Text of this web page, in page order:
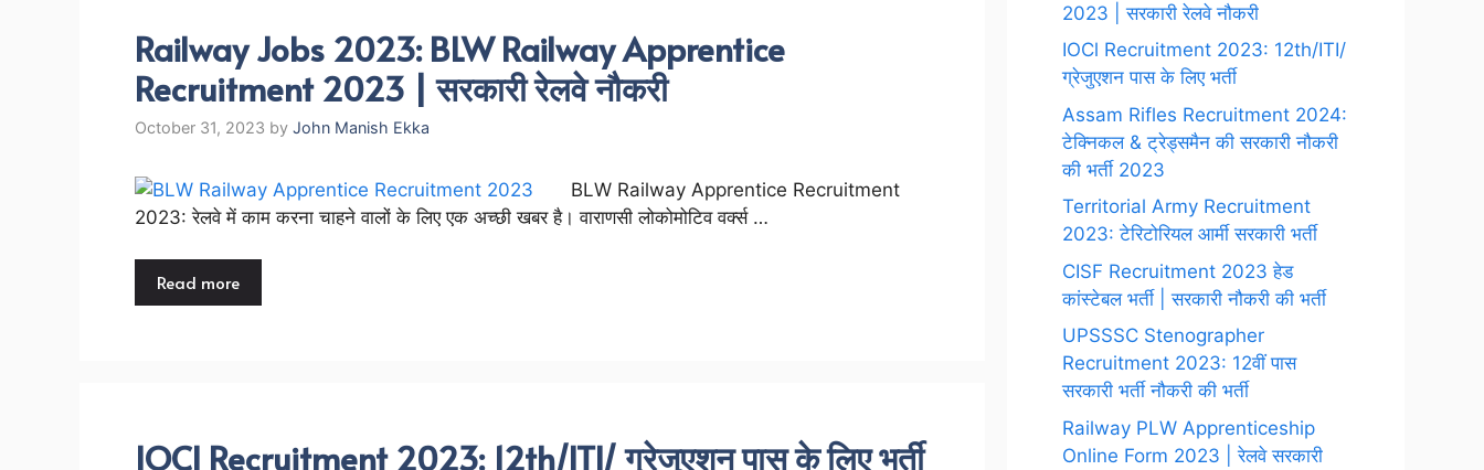
Railway Jobs 2023: BLW Railway Apprentice
Recruitment 2023 | सरकारी रेलवे नौकरी
October 31, 2023 by John Manish Ekka
BLW Railway Apprentice Recruitment
2023: रेलवे में काम करना चाहने वालों के लिए एक अच्छी खबर है। वाराणसी लोकोमोटिव वर्क्स …
Read more
IOCl Recruitment 2023: 12th/ITI/ ग्रेजुएशन पास के लिए भर्ती
2023 | सरकारी रेलवे नौकरी
IOCl Recruitment 2023: 12th/ITI/
ग्रेजुएशन पास के लिए भर्ती
Assam Rifles Recruitment 2024:
टेक्निकल & ट्रेड्समैन की सरकारी नौकरी
की भर्ती 2023
Territorial Army Recruitment
2023: टेरिटोरियल आर्मी सरकारी भर्ती
CISF Recruitment 2023 हेड
कांस्टेबल भर्ती | सरकारी नौकरी की भर्ती
UPSSSC Stenographer
Recruitment 2023: 12वीं पास
सरकारी भर्ती नौकरी की भर्ती
Railway PLW Apprenticeship
Online Form 2023 | रेलवे सरकारी